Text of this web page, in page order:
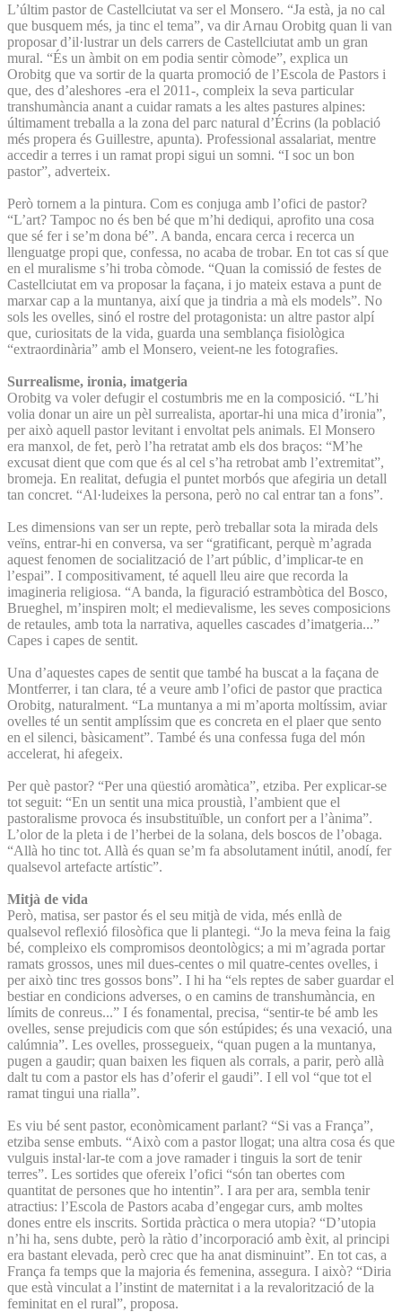
L’últim pastor de Castellciutat va ser el Monsero. “Ja està, ja no cal
que busquem més, ja tinc el tema”, va dir Arnau Orobitg quan li van
proposar d’il·lustrar un dels carrers de Castellciutat amb un gran
mural. “És un àmbit on em podia sentir còmode”, explica un
Orobitg que va sortir de la quarta promoció de l’Escola de Pastors i
que, des d’aleshores -era el 2011-, compleix la seva particular
transhumància anant a cuidar ramats a les altes pastures alpines:
últimament treballa a la zona del parc natural d’Écrins (la població
més propera és Guillestre, apunta). Professional assalariat, mentre
accedir a terres i un ramat propi sigui un somni. “I soc un bon
pastor”, adverteix.
Però tornem a la pintura. Com es conjuga amb l’ofici de pastor?
“L’art? Tampoc no és ben bé que m’hi dediqui, aprofito una cosa
que sé fer i se’m dona bé”. A banda, encara cerca i recerca un
llenguatge propi que, confessa, no acaba de trobar. En tot cas sí que
en el muralisme s’hi troba còmode. “Quan la comissió de festes de
Castellciutat em va proposar la façana, i jo mateix estava a punt de
marxar cap a la muntanya, així que ja tindria a mà els models”. No
sols les ovelles, sinó el rostre del protagonista: un altre pastor alpí
que, curiositats de la vida, guarda una semblança fisiològica
“extraordinària” amb el Monsero, veient-ne les fotografies.
Surrealisme, ironia, imatgeria
Orobitg va voler defugir el costumbris me en la composició. “L’hi
volia donar un aire un pèl surrealista, aportar-hi una mica d’ironia”,
per això aquell pastor levitant i envoltat pels animals. El Monsero
era manxol, de fet, però l’ha retratat amb els dos braços: “M’he
excusat dient que com que és al cel s’ha retrobat amb l’extremitat”,
bromeja. En realitat, defugia el puntet morbós que afegiria un detall
tan concret. “Al·ludeixes la persona, però no cal entrar tan a fons”.
Les dimensions van ser un repte, però treballar sota la mirada dels
veïns, entrar-hi en conversa, va ser “gratificant, perquè m’agrada
aquest fenomen de socialització de l’art públic, d’implicar-te en
l’espai”. I compositivament, té aquell lleu aire que recorda la
imagineria religiosa. “A banda, la figuració estrambòtica del Bosco,
Brueghel, m’inspiren molt; el medievalisme, les seves composicions
de retaules, amb tota la narrativa, aquelles cascades d’imatgeria...”
Capes i capes de sentit.
Una d’aquestes capes de sentit que també ha buscat a la façana de
Montferrer, i tan clara, té a veure amb l’ofici de pastor que practica
Orobitg, naturalment. “La muntanya a mi m’aporta moltíssim, aviar
ovelles té un sentit amplíssim que es concreta en el plaer que sento
en el silenci, bàsicament”. També és una confessa fuga del món
accelerat, hi afegeix.
Per què pastor? “Per una qüestió aromàtica”, etziba. Per explicar-se
tot seguit: “En un sentit una mica proustià, l’ambient que el
pastoralisme provoca és insubstituïble, un confort per a l’ànima”.
L’olor de la pleta i de l’herbei de la solana, dels boscos de l’obaga.
“Allà ho tinc tot. Allà és quan se’m fa absolutament inútil, anodí, fer
qualsevol artefacte artístic”.
Mitjà de vida
Però, matisa, ser pastor és el seu mitjà de vida, més enllà de
qualsevol reflexió filosòfica que li plantegi. “Jo la meva feina la faig
bé, compleixo els compromisos deontològics; a mi m’agrada portar
ramats grossos, unes mil dues-centes o mil quatre-centes ovelles, i
per això tinc tres gossos bons”. I hi ha “els reptes de saber guardar el
bestiar en condicions adverses, o en camins de transhumància, en
límits de conreus...” I és fonamental, precisa, “sentir-te bé amb les
ovelles, sense prejudicis com que són estúpides; és una vexació, una
calúmnia”. Les ovelles, prossegueix, “quan pugen a la muntanya,
pugen a gaudir; quan baixen les fiquen als corrals, a parir, però allà
dalt tu com a pastor els has d’oferir el gaudi”. I ell vol “que tot el
ramat tingui una rialla”.
Es viu bé sent pastor, econòmicament parlant? “Si vas a França”,
etziba sense embuts. “Això com a pastor llogat; una altra cosa és que
vulguis instal·lar-te com a jove ramader i tinguis la sort de tenir
terres”. Les sortides que ofereix l’ofici “són tan obertes com
quantitat de persones que ho intentin”. I ara per ara, sembla tenir
atractius: l’Escola de Pastors acaba d’engegar curs, amb moltes
dones entre els inscrits. Sortida pràctica o mera utopia? “D’utopia
n’hi ha, sens dubte, però la ràtio d’incorporació amb èxit, al principi
era bastant elevada, però crec que ha anat disminuint”. En tot cas, a
França fa temps que la majoria és femenina, assegura. I això? “Diria
que està vinculat a l’instint de maternitat i a la revalorització de la
feminitat en el rural”, proposa.